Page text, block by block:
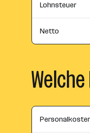
Lohnsteuer
Netto